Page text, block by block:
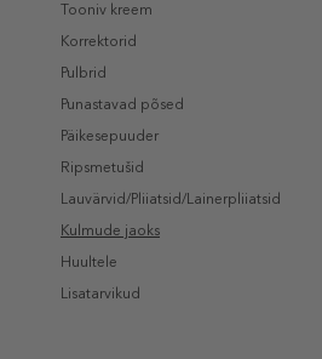
Tooniv kreem
Korrektorid
Pulbrid
Punastavad põsed
Päikesepuuder
Ripsmetušid
Lauvärvid/Pliiatsid/Lainerpliiatsid
Kulmude jaoks
Huultele
Lisatarvikud